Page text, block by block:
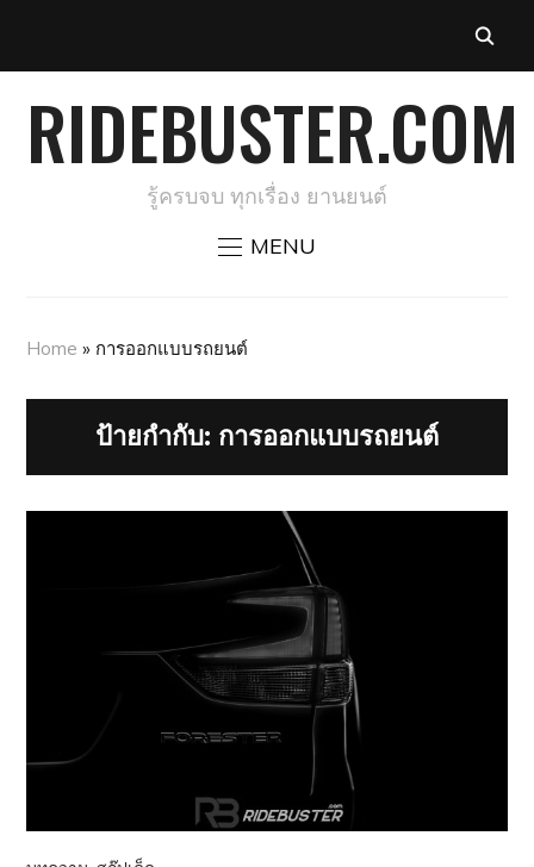
RIDEBUSTER.COM
รู้ครบจบ ทุกเรื่อง ยานยนต์
MENU
Home » การออกแบบรถยนต์
ป้ายกำกับ: การออกแบบรถยนต์